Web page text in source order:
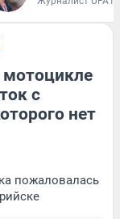
мотоцикле
с
нет
пожаловалась